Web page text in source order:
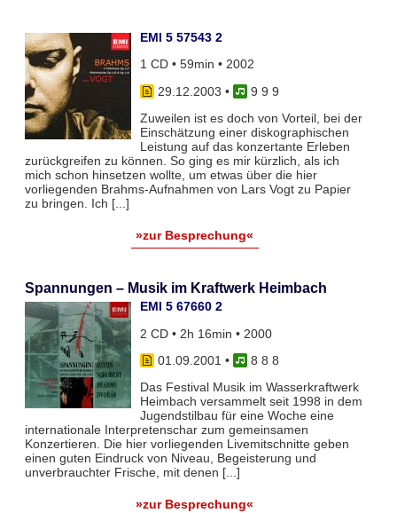
EMI 5 57543 2
1 CD • 59min • 2002
29.12.2003 •
9 9 9
Zuweilen ist es doch von Vorteil, bei der
Einschätzung einer diskographischen
Leistung auf das konzertante Erleben
zurückgreifen zu können. So ging es mir kürzlich, als ich
mich schon hinsetzen wollte, um etwas über die hier
vorliegenden Brahms-Aufnahmen von Lars Vogt zu Papier
zu bringen. Ich [...]
»zur Besprechung«
Spannungen – Musik im Kraftwerk Heimbach
EMI 5 67660 2
2 CD • 2h 16min • 2000
01.09.2001 •
8 8 8
Das Festival Musik im Wasserkraftwerk
Heimbach versammelt seit 1998 in dem
Jugendstilbau für eine Woche eine
internationale Interpretenschar zum gemeinsamen
Konzertieren. Die hier vorliegenden Livemitschnitte geben
einen guten Eindruck von Niveau, Begeisterung und
unverbrauchter Frische, mit denen [...]
»zur Besprechung«